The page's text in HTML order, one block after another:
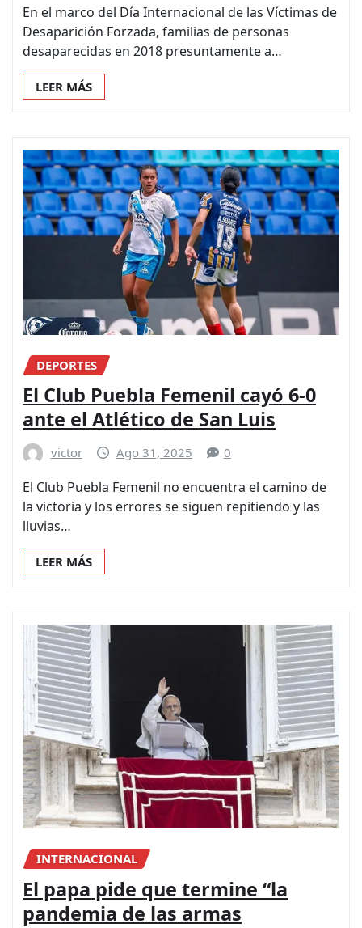
En el marco del Día Internacional de las Víctimas de
Desaparición Forzada, familias de personas
desaparecidas en 2018 presuntamente a…
LEER MÁS
DEPORTES
El Club Puebla Femenil cayó 6-0
ante el Atlético de San Luis
victor Ago 31, 2025 0
El Club Puebla Femenil no encuentra el camino de
la victoria y los errores se siguen repitiendo y las
lluvias…
LEER MÁS
INTERNACIONAL
El papa pide que termine “la
pandemia de las armas